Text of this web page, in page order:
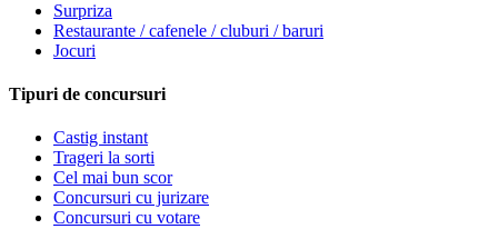
Surpriza
Restaurante / cafenele / cluburi / baruri
Jocuri
Tipuri de concursuri
Castig instant
Trageri la sorti
Cel mai bun scor
Concursuri cu jurizare
Concursuri cu votare